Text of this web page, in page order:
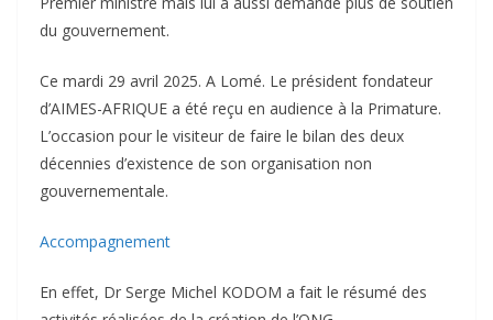
du gouvernement.
Ce mardi 29 avril 2025. A Lomé. Le président fondateur
d’AIMES-AFRIQUE a été reçu en audience à la Primature.
L’occasion pour le visiteur de faire le bilan des deux
décennies d’existence de son organisation non
gouvernementale.
Accompagnement
En effet, Dr Serge Michel KODOM a fait le résumé des